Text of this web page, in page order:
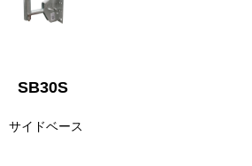
SB30S
サイドベース